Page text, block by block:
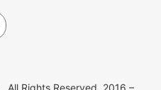
. All Rights Reserved. 2016 –